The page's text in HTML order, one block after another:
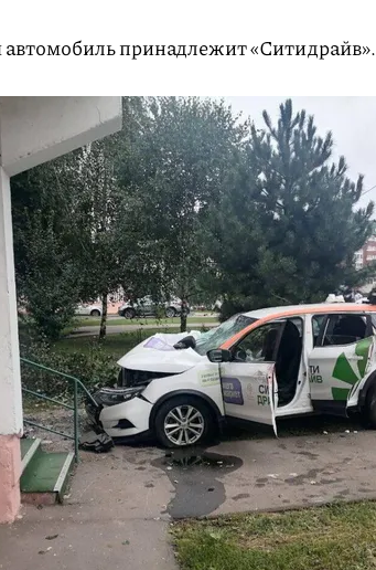
принадлежит «Ситидрайв».